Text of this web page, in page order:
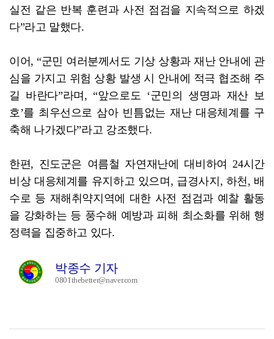
실전 같은 반복 훈련과 사전 점검을 지속적으로 하겠
다”라고 말했다.
이어, “군민 여러분께서도 기상 상황과 재난 안내에 관
심을 가지고 위험 상황 발생 시 안내에 적극 협조해 주
길 바란다”라며, “앞으로도 ‘군민의 생명과 재산 보
호’를 최우선으로 삼아 빈틈없는 재난 대응체계를 구
축해 나가겠다”라고 강조했다.
한편, 진도군은 여름철 자연재난에 대비하여 24시간
비상 대응체계를 유지하고 있으며, 급경사지, 하천, 배
수로 등 재해취약지역에 대한 사전 점검과 예찰 활동
을 강화하는 등 풍수해 예방과 피해 최소화를 위해 행
정력을 집중하고 있다.
박종수 기자
0801thebetter@naver.com